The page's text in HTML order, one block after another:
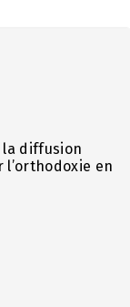
la diffusion
l’orthodoxie en